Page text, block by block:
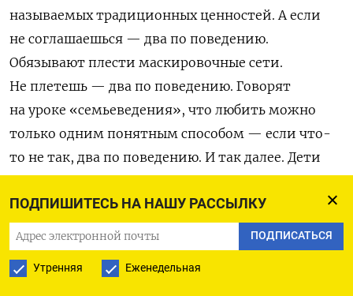
ПОДПИШИТЕСЬ НА НАШУ РАССЫЛКУ
ПОДПИСАТЬСЯ
Утренняя Еженедельная
называемых традиционных ценностей. А если
не соглашаешься — два по поведению.
Обязывают плести маскировочные сети.
Не плетешь — два по поведению. Говорят
на уроке «семьеведения», что любить можно
только одним понятным способом — если что-
то не так, два по поведению. И так далее. Дети
оказываются в ловушке.
Закон об образовании, принятый в 1993 году, был
одним из лучших в мире. Тогда считалось, что
образование — это услуга. А заказчиком этой